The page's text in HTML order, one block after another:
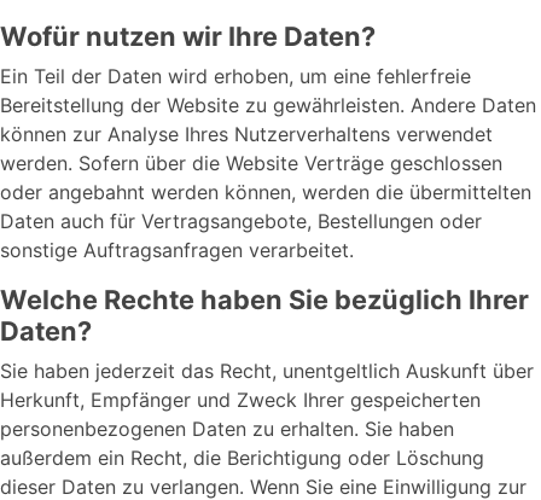
Wofür nutzen wir Ihre Daten?
Ein Teil der Daten wird erhoben, um eine fehlerfreie
Bereitstellung der Website zu gewährleisten. Andere Daten
können zur Analyse Ihres Nutzerverhaltens verwendet
werden. Sofern über die Website Verträge geschlossen
oder angebahnt werden können, werden die übermittelten
Daten auch für Vertragsangebote, Bestellungen oder
sonstige Auftragsanfragen verarbeitet.
Welche Rechte haben Sie bezüglich Ihrer
Daten?
Sie haben jederzeit das Recht, unentgeltlich Auskunft über
Herkunft, Empfänger und Zweck Ihrer gespeicherten
personenbezogenen Daten zu erhalten. Sie haben
außerdem ein Recht, die Berichtigung oder Löschung
dieser Daten zu verlangen. Wenn Sie eine Einwilligung zur